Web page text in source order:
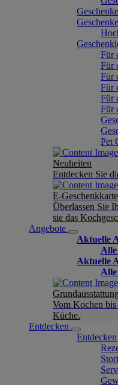
Für
Für
Für
Für
Für
Für
Pet
Neuheiten
Entdecken Sie
E-
Überlassen Sie
sie das
Angebote
Aktuelle
Aktuelle
Vom Kochen bis
Küche.
Entdecken
Entdecken